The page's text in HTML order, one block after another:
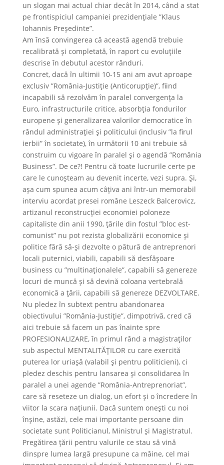
un slogan mai actual chiar decât în 2014, când a stat
pe frontispiciul campaniei prezidenţiale ”Klaus
Iohannis Preşedinte”.
Am însă convingerea că această agendă trebuie
recalibrată şi completată, în raport cu evoluţiile
descrise în debutul acestor rânduri.
Concret, dacă în ultimii 10-15 ani am avut aproape
exclusiv ”România-Justiţie (Anticorupţie)”, fiind
incapabili să rezolvăm în paralel convergenţa la
Euro, infrastructurile critice, absorbţia fondurilor
europene şi generalizarea valorilor democratice în
rândul administraţiei şi politicului (inclusiv ”la firul
ierbii” în societate), în următorii 10 ani trebuie să
construim cu vigoare în paralel şi o agendă ”România
Business”. De ce?! Pentru că toate lucrurile certe pe
care le cunoşteam au devenit incerte, vezi supra. Şi,
aşa cum spunea acum câţiva ani într-un memorabil
interviu acordat presei române Leszeck Balcerovicz,
artizanul reconstrucţiei economiei poloneze
capitaliste din anii 1990, ţările din fostul ”bloc est-
comunist” nu pot rezista globalizării economice şi
politice fără să-şi dezvolte o pătură de antreprenori
locali puternici, viabili, capabili să desfăşoare
business cu ”multinaţionalele”, capabili să genereze
locuri de muncă şi să devină coloana vertebrală
economică a ţării, capabili să genereze DEZVOLTARE.
Nu pledez în subtext pentru abandonarea
obiectivului ”România-Justiţie”, dimpotrivă, cred că
aici trebuie să facem un pas înainte spre
PROFESIONALIZARE, în primul rând a magistraţilor
sub aspectul MENTALITĂŢILOR cu care exercită
puterea lor uriaşă (valabil şi pentru politicieni), ci
pledez deschis pentru lansarea şi consolidarea în
paralel a unei agende ”România-Antreprenoriat”,
care să reseteze un dialog, un efort şi o încredere în
viitor la scara naţiunii. Dacă suntem oneşti cu noi
înşine, astăzi, cele mai importante persoane din
societate sunt Politicianul, Ministrul şi Magistratul.
Pregătirea ţării pentru valurile ce stau să vină
dinspre lumea largă presupune ca mâine, cel mai